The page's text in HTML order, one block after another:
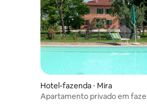
Hotel-fazenda ⋅ Mira
Apartamento privado em